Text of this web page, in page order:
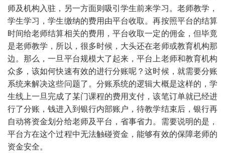
师及机构入驻，另一方面则吸引学生前来学习。老师教学，
学生学习，学生缴纳的费用由平台收取。再按照平台的结算
时间给老师结算相关的费用，平台收取一定的佣金，但毕竟
是老师教学，所以，很多时候，大头还在老师或教育机构那
边。那么，一旦平台规模大了起来，平台上老师和教育机构
众多，该如何快速有效的进行分账呢？这时候，就需要分账
系统来解决这些问题了。分账系统的逻辑大概是这样的，学
生线上一旦完成了某门课程的费用支付，该笔订单就已经进
行了分账，钱进入到银行内部账户，待教学结束后，银行再
自动将资金划分给老师及平台，省事省力。需要说明的是，
平台方在这个过程中无法触碰资金，能够有效的保障老师的
资金安全。